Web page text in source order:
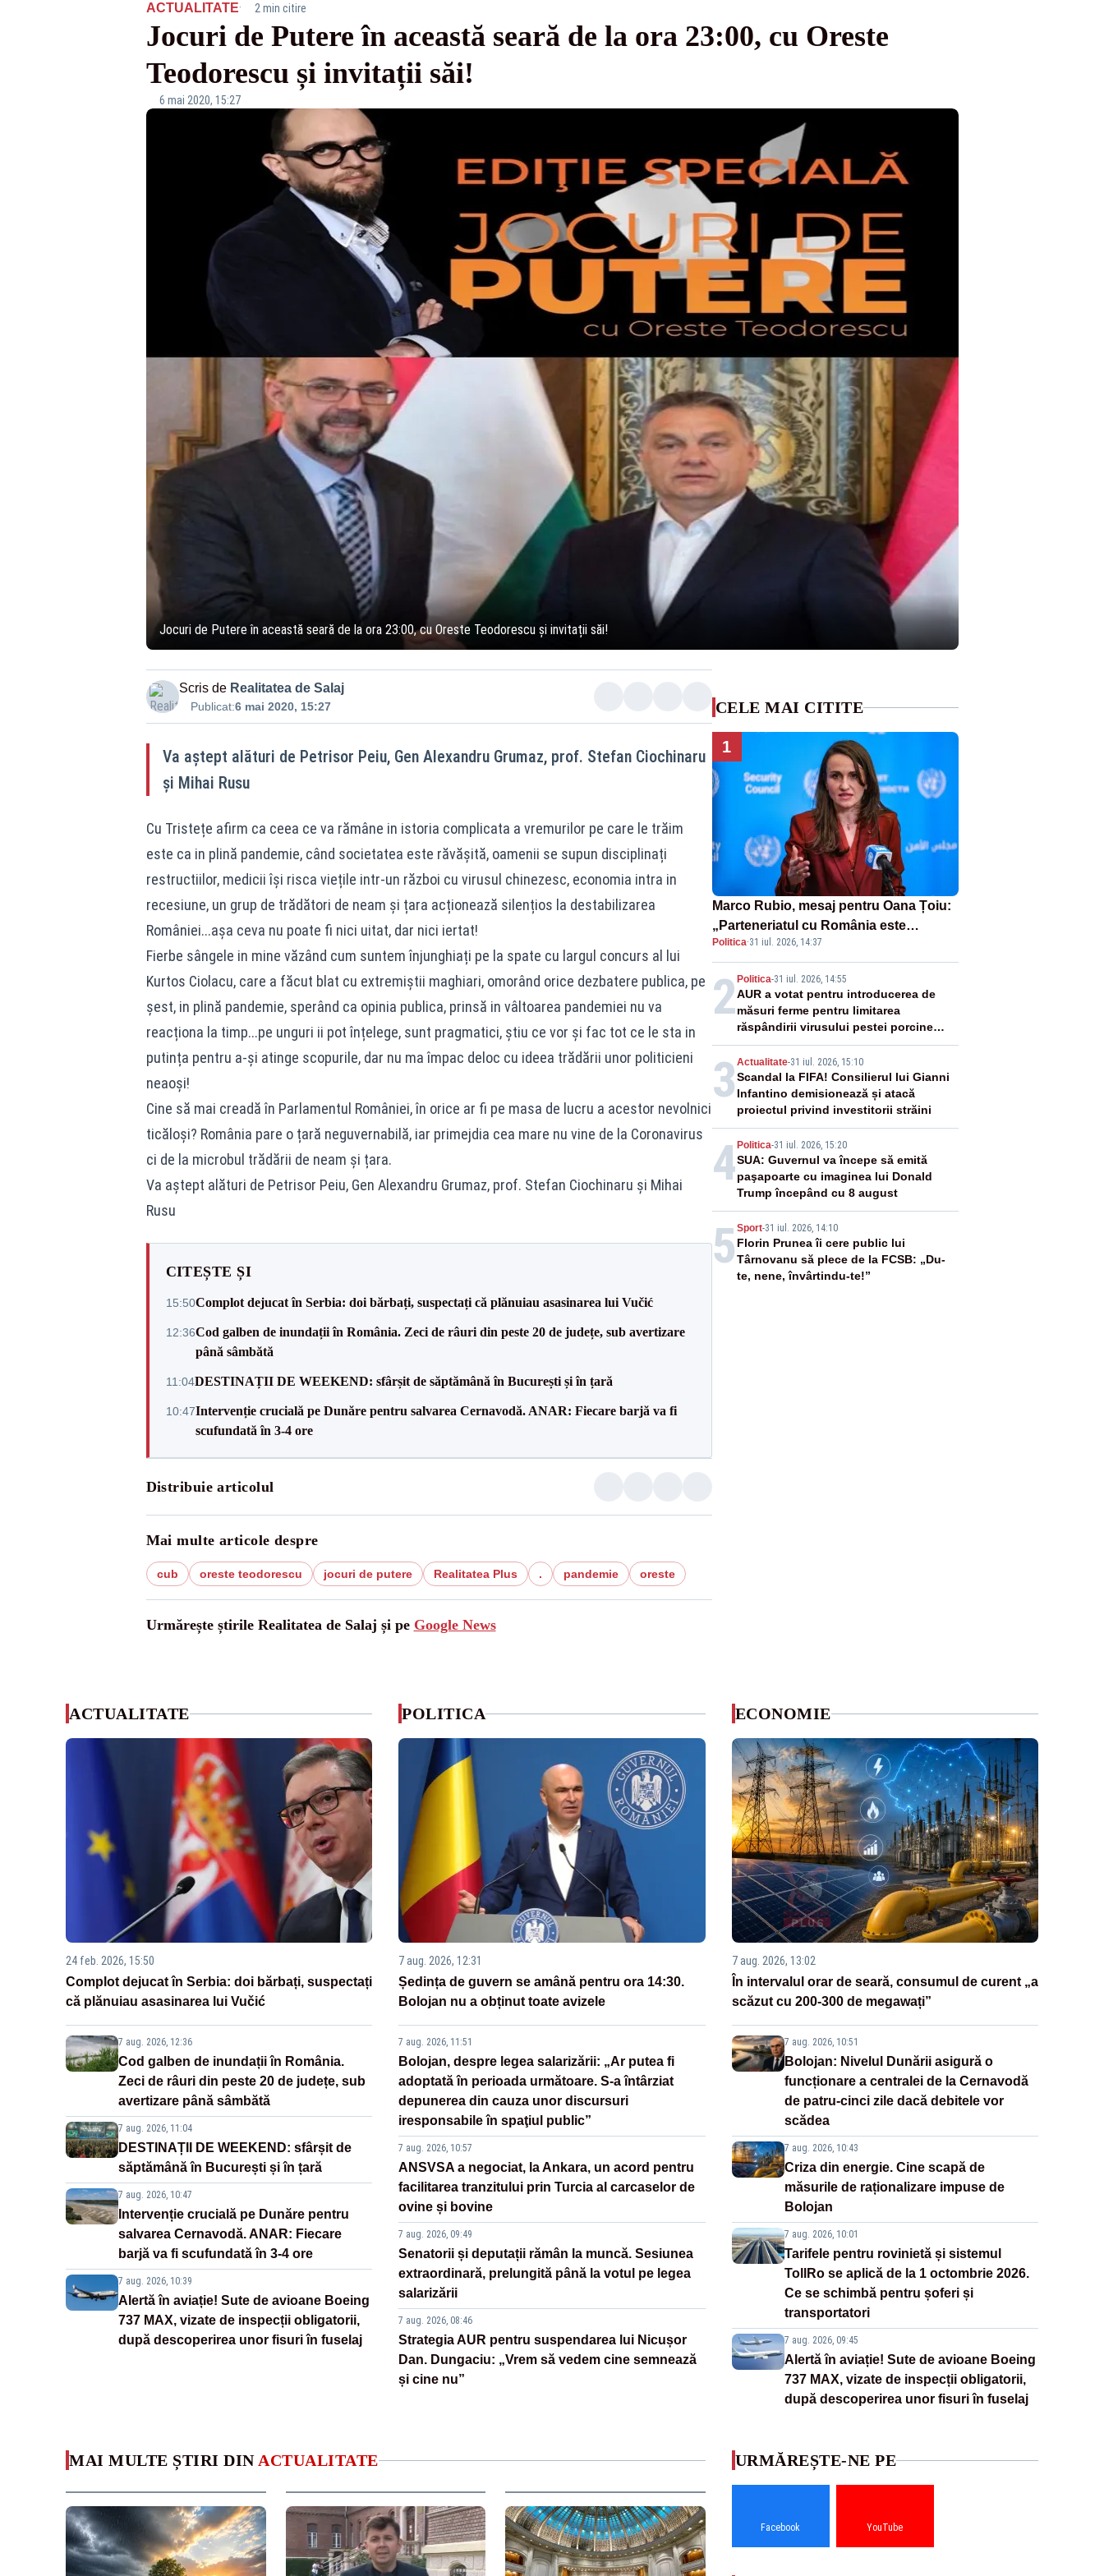
ACTUALITATE· 2 min citire
Jocuri de Putere în această seară de la ora 23:00, cu Oreste
Teodorescu și invitații săi!
6 mai 2020, 15:27
Jocuri de Putere în această seară de la ora 23:00, cu Oreste Teodorescu și invitații săi!
Scris de Realitatea de Salaj
Publicat:6 mai 2020, 15:27
Va aștept alături de Petrisor Peiu, Gen Alexandru Grumaz, prof. Stefan Ciochinaru
și Mihai Rusu
Cu Tristețe afirm ca ceea ce va rămâne in istoria complicata a vremurilor pe care le trăim
este ca in plină pandemie, când societatea este răvășită, oamenii se supun disciplinați
restructiilor, medicii își risca viețile intr-un război cu virusul chinezesc, economia intra in
recesiune, un grup de trădători de neam și țara acționează silențios la destabilizarea
României...așa ceva nu poate fi nici uitat, dar nici iertat!
Fierbe sângele in mine văzând cum suntem înjunghiați pe la spate cu largul concurs al lui
Kurtos Ciolacu, care a făcut blat cu extremiștii maghiari, omorând orice dezbatere publica, pe
șest, in plină pandemie, sperând ca opinia publica, prinsă in vâltoarea pandemiei nu va
reacționa la timp...pe unguri ii pot înțelege, sunt pragmatici, știu ce vor și fac tot ce le sta in
putința pentru a-și atinge scopurile, dar nu ma împac deloc cu ideea trădării unor politicieni
neaoși!
Cine să mai creadă în Parlamentul României, în orice ar fi pe masa de lucru a acestor nevolnici
ticăloși? România pare o țară neguvernabilă, iar primejdia cea mare nu vine de la Coronavirus
ci de la microbul trădării de neam și țara.
Va aștept alături de Petrisor Peiu, Gen Alexandru Grumaz, prof. Stefan Ciochinaru și Mihai
Rusu
CITEȘTE ȘI
15:50Complot dejucat în Serbia: doi bărbați, suspectați că plănuiau asasinarea lui Vučić
12:36Cod galben de inundații în România. Zeci de râuri din peste 20 de județe, sub avertizare
până sâmbătă
11:04DESTINAȚII DE WEEKEND: sfârșit de săptămână în București și în țară
10:47Intervenție crucială pe Dunăre pentru salvarea Cernavodă. ANAR: Fiecare barjă va fi
scufundată în 3-4 ore
Distribuie articolul
Mai multe articole despre
cub oreste teodorescu jocuri de putere Realitatea Plus . pandemie oreste
Urmărește știrile Realitatea de Salaj și pe Google News
CELE MAI CITITE
1
Marco Rubio, mesaj pentru Oana Țoiu:
„Parteneriatul cu România este
puternic și prețuit”
Politica·31 iul. 2026, 14:37
2 Politica-31 iul. 2026, 14:55
AUR a votat pentru introducerea de
măsuri ferme pentru limitarea
răspândirii virusului pestei porcine
africane
3 Actualitate-31 iul. 2026, 15:10
Scandal la FIFA! Consilierul lui Gianni
Infantino demisionează și atacă
proiectul privind investitorii străini
4 Politica-31 iul. 2026, 15:20
SUA: Guvernul va începe să emită
paşapoarte cu imaginea lui Donald
Trump începând cu 8 august
5 Sport-31 iul. 2026, 14:10
Florin Prunea îi cere public lui
Târnovanu să plece de la FCSB: „Du-
te, nene, învârtindu-te!”
ACTUALITATE
24 feb. 2026, 15:50
Complot dejucat în Serbia: doi bărbați, suspectați
că plănuiau asasinarea lui Vučić
7 aug. 2026, 12:36
Cod galben de inundații în România.
Zeci de râuri din peste 20 de județe, sub
avertizare până sâmbătă
7 aug. 2026, 11:04
DESTINAȚII DE WEEKEND: sfârșit de
săptămână în București și în țară
7 aug. 2026, 10:47
Intervenție crucială pe Dunăre pentru
salvarea Cernavodă. ANAR: Fiecare
barjă va fi scufundată în 3-4 ore
7 aug. 2026, 10:39
Alertă în aviație! Sute de avioane Boeing
737 MAX, vizate de inspecții obligatorii,
după descoperirea unor fisuri în fuselaj
POLITICA
7 aug. 2026, 12:31
Ședința de guvern se amână pentru ora 14:30.
Bolojan nu a obținut toate avizele
7 aug. 2026, 11:51
Bolojan, despre legea salarizării: „Ar putea fi
adoptată în perioada următoare. S-a întârziat
depunerea din cauza unor discursuri
iresponsabile în spaţiul public”
7 aug. 2026, 10:57
ANSVSA a negociat, la Ankara, un acord pentru
facilitarea tranzitului prin Turcia al carcaselor de
ovine și bovine
7 aug. 2026, 09:49
Senatorii și deputații rămân la muncă. Sesiunea
extraordinară, prelungită până la votul pe legea
salarizării
7 aug. 2026, 08:46
Strategia AUR pentru suspendarea lui Nicușor
Dan. Dungaciu: „Vrem să vedem cine semnează
și cine nu”
ECONOMIE
7 aug. 2026, 13:02
În intervalul orar de seară, consumul de curent „a
scăzut cu 200-300 de megawați”
7 aug. 2026, 10:51
Bolojan: Nivelul Dunării asigură o
funcționare a centralei de la Cernavodă
de patru-cinci zile dacă debitele vor
scădea
7 aug. 2026, 10:43
Criza din energie. Cine scapă de
măsurile de raționalizare impuse de
Bolojan
7 aug. 2026, 10:01
Tarifele pentru rovinietă și sistemul
TollRo se aplică de la 1 octombrie 2026.
Ce se schimbă pentru șoferi și
transportatori
7 aug. 2026, 09:45
Alertă în aviație! Sute de avioane Boeing
737 MAX, vizate de inspecții obligatorii,
după descoperirea unor fisuri în fuselaj
MAI MULTE ȘTIRI DIN ACTUALITATE URMĂREȘTE-NE PE
Facebook YouTube